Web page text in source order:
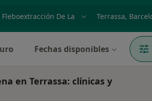
enfermedad o nombre
Fechas disponibles
en Terrassa: clínicas y